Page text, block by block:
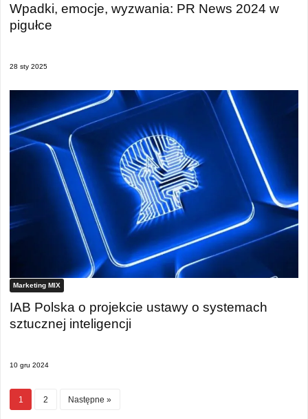
Wpadki, emocje, wyzwania: PR News 2024 w
pigułce
28 sty 2025
Marketing MIX
IAB Polska o projekcie ustawy o systemach
sztucznej inteligencji
10 gru 2024
1 2 Następne »